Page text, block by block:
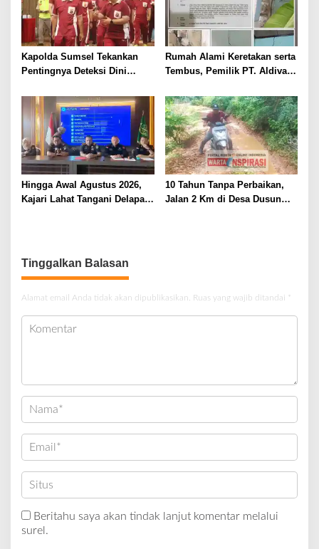
Kapolda Sumsel Tekankan
Pentingnya Deteksi Dini
Pelayanan Kepolisian
Rumah Alami Keretakan serta
Tembus, Pemilik PT. Aldiva
Hingga Awal Agustus 2026,
Kajari Lahat Tangani Delapan
10 Tahun Tanpa Perbaikan,
Jalan 2 Km di Desa Dusun
Tinggalkan Balasan
Alamat email Anda tidak akan dipublikasikan. Ruas yang wajib ditandai *
Beritahu saya akan tindak lanjut komentar melalui
surel.